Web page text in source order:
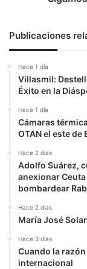
Publicaciones
Hace 1 día
Villasmil:
Éxito en la
Hace 1 día
Cámaras
OTAN el este
Hace 2 días
Adolfo Suárez,
anexionar
bombardear
Hace 2 días
María José
Hace 3 días
Cuando la
internacional